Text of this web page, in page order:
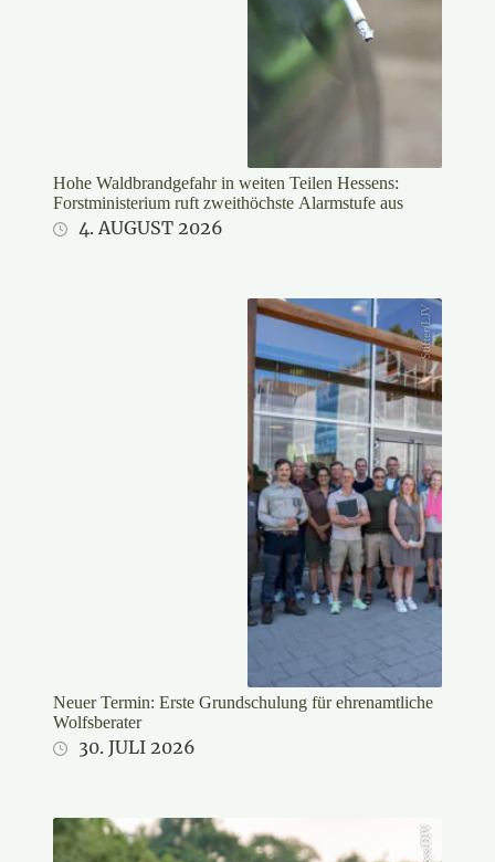
Hohe Waldbrandgefahr in weiten Teilen Hessens:
Forstministerium ruft zweithöchste Alarmstufe aus
4. AUGUST 2026
Stifter/LJV
Neuer Termin: Erste Grundschulung für ehrenamtliche
Wolfsberater
30. JULI 2026